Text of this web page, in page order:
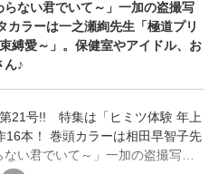
ない君でいて～」一加の盗撮写
ラーは一之瀬絢先生「極道プリ
縛愛～」。保健室やアイドル、お
ん♪
21号!! 特集は「ヒミツ体験 年上
本！ 巻頭カラーは相田早智子先
い君でいて～」一加の盗撮写真